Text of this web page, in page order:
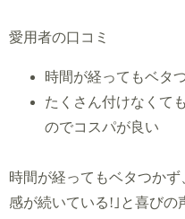
愛用者の口コミ
時間が経ってもベタ
たくさん付けなくて
のでコスパが良い
時間が経ってもベタつかず
感が続いている!｣と喜びの